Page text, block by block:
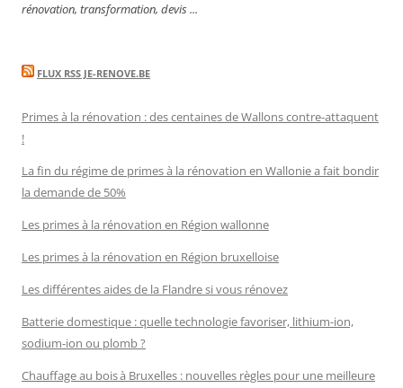
rénovation, transformation, devis ...
FLUX RSS JE-RENOVE.BE
Primes à la rénovation : des centaines de Wallons contre-attaquent
!
La fin du régime de primes à la rénovation en Wallonie a fait bondir
la demande de 50%
Les primes à la rénovation en Région wallonne
Les primes à la rénovation en Région bruxelloise
Les différentes aides de la Flandre si vous rénovez
Batterie domestique : quelle technologie favoriser, lithium-ion,
sodium-ion ou plomb ?
Chauffage au bois à Bruxelles : nouvelles règles pour une meilleure